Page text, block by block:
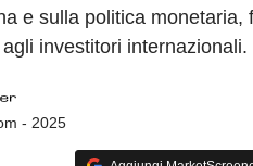
e sulla politica monetaria,
investitori internazionali.
- 2025